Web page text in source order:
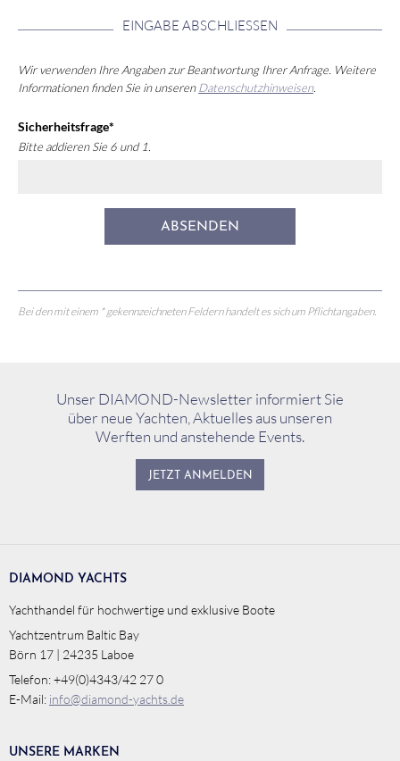
EINGABE ABSCHLIESSEN
Wir verwenden Ihre Angaben zur Beantwortung Ihrer Anfrage. Weitere
Informationen finden Sie in unserenDatenschutzhinweisen.
Sicherheitsfrage*
Bitte addieren Sie 6 und 1.
ABSENDEN
Bei den mit einem * gekennzeichneten Feldern handelt es sich um Pflichtangaben.
Unser DIAMOND-Newsletter informiert Sie
über neue Yachten, Aktuelles aus unseren
Werften und anstehende Events.
JETZT ANMELDEN
DIAMOND YACHTS
Yachthandel für hochwertige und exklusive Boote
Yachtzentrum Baltic Bay
Börn 17 | 24235 Laboe
Telefon: +49(0)4343/42 27 0
E-Mail: info@diamond-yachts.de
UNSERE MARKEN